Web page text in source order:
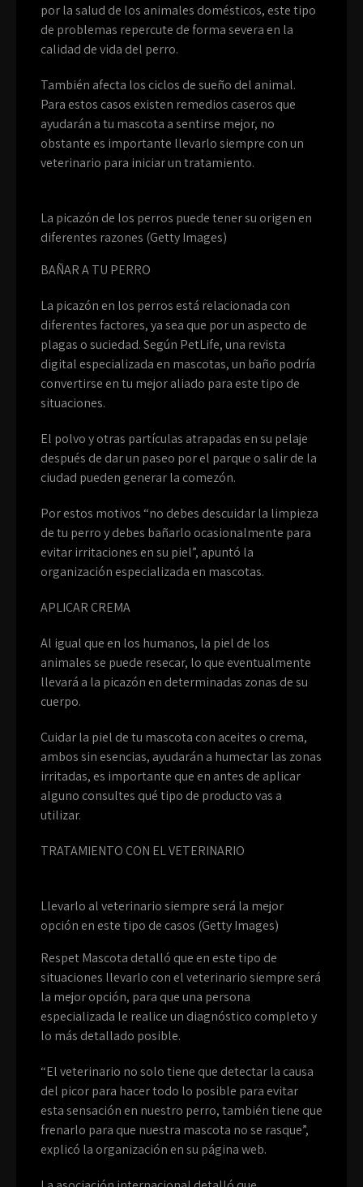
por la salud de los animales domésticos, este tipo
de problemas repercute de forma severa en la
calidad de vida del perro.
También afecta los ciclos de sueño del animal.
Para estos casos existen remedios caseros que
ayudarán a tu mascota a sentirse mejor, no
obstante es importante llevarlo siempre con un
veterinario para iniciar un tratamiento.
La picazón de los perros puede tener su origen en
diferentes razones (Getty Images)
BAÑAR A TU PERRO
La picazón en los perros está relacionada con
diferentes factores, ya sea que por un aspecto de
plagas o suciedad. Según PetLife, una revista
digital especializada en mascotas, un baño podría
convertirse en tu mejor aliado para este tipo de
situaciones.
El polvo y otras partículas atrapadas en su pelaje
después de dar un paseo por el parque o salir de la
ciudad pueden generar la comezón.
Por estos motivos “no debes descuidar la limpieza
de tu perro y debes bañarlo ocasionalmente para
evitar irritaciones en su piel”, apuntó la
organización especializada en mascotas.
APLICAR CREMA
Al igual que en los humanos, la piel de los
animales se puede resecar, lo que eventualmente
llevará a la picazón en determinadas zonas de su
cuerpo.
Cuidar la piel de tu mascota con aceites o crema,
ambos sin esencias, ayudarán a humectar las zonas
irritadas, es importante que en antes de aplicar
alguno consultes qué tipo de producto vas a
utilizar.
TRATAMIENTO CON EL VETERINARIO
Llevarlo al veterinario siempre será la mejor
opción en este tipo de casos (Getty Images)
Respet Mascota detalló que en este tipo de
situaciones llevarlo con el veterinario siempre será
la mejor opción, para que una persona
especializada le realice un diagnóstico completo y
lo más detallado posible.
“El veterinario no solo tiene que detectar la causa
del picor para hacer todo lo posible para evitar
esta sensación en nuestro perro, también tiene que
frenarlo para que nuestra mascota no se rasque”,
explicó la organización en su página web.